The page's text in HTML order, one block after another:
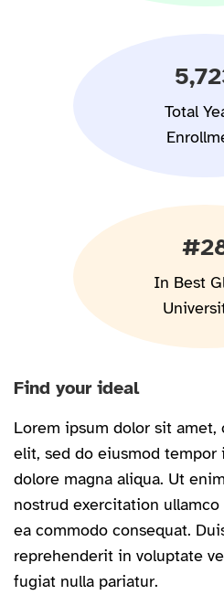
Total
In Best
Find your ideal
Lorem ipsum dolor sit
elit, sed do eiusmod
dolore magna aliqua. Ut
nostrud exercitation
ea commodo consequat.
reprehenderit in voluptate
fugiat nulla pariatur.